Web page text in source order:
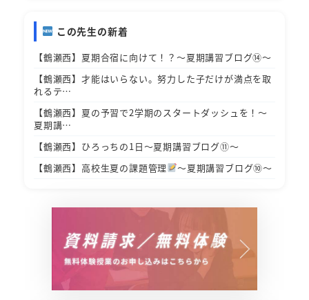
この先生の新着
【鶴瀬西】夏期合宿に向けて！？～夏期講習ブログ⑭～
【鶴瀬西】才能はいらない。努力した子だけが満点を取
れるテ…
【鶴瀬西】夏の予習で2学期のスタートダッシュを！～
夏期講…
【鶴瀬西】ひろっちの1日～夏期講習ブログ⑪～
【鶴瀬西】高校生夏の課題管理
～夏期講習ブログ⑩～